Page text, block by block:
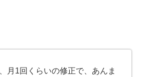
月1回くらいの修正で、あんま